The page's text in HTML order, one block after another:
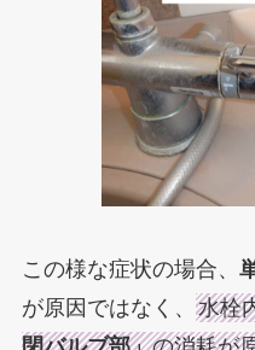
この様な症状の場合、
が原因ではなく、 水栓